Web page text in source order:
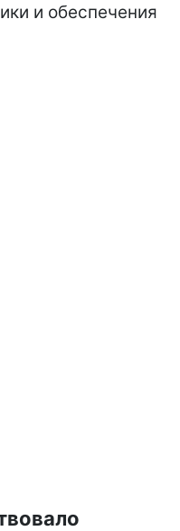
и обеспечения